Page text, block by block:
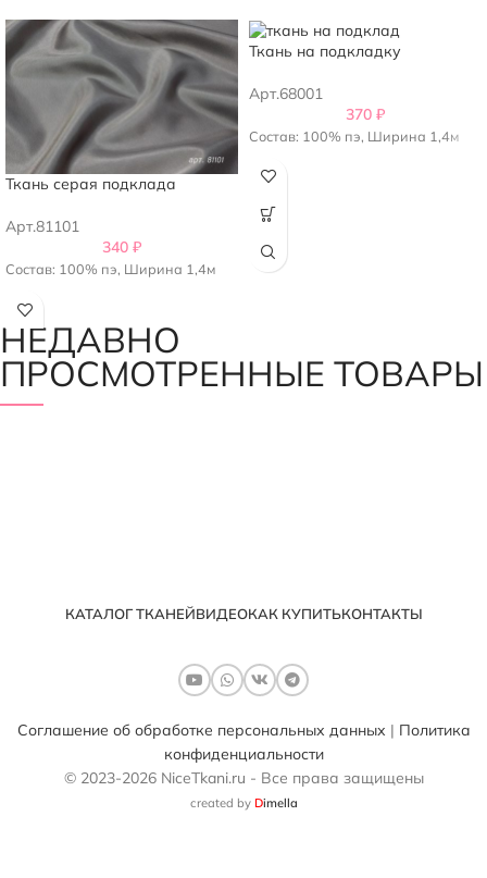
Ткань серая подклада
Арт.81101
340 ₽
Состав: 100% пэ, Ширина 1,4м
Ткань на подкладку
Арт.68001
370 ₽
Состав: 100% пэ, Ширина 1,4м
НЕДАВНО
ПРОСМОТРЕННЫЕ ТОВАРЫ
КАТАЛОГ ТКАНЕЙВИДЕОКАК КУПИТЬКОНТАКТЫ
Соглашение об обработке персональных данных | Политика
конфиденциальности
© 2023-2026 NiceTkani.ru - Все права защищены
created by Dimella